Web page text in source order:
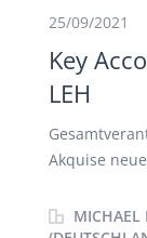
von
des Marktes
der
25/09/2021
Key
LEH
Akquise
Steuerung
MICHAEL